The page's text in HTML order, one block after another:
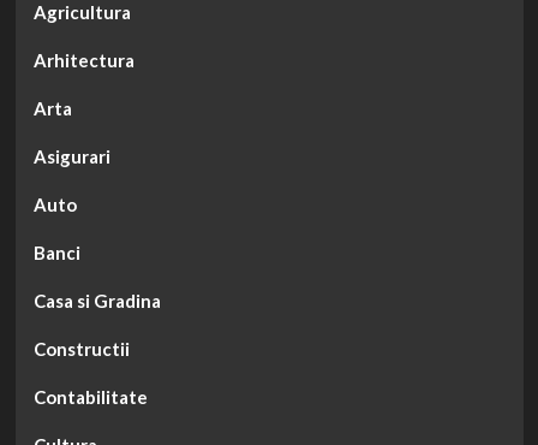
Agricultura
Arhitectura
Arta
Asigurari
Auto
Banci
Casa si Gradina
Constructii
Contabilitate